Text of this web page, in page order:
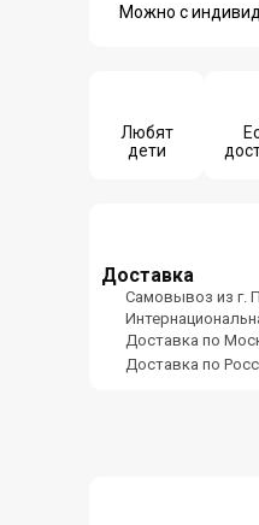
Любят
дети
Доставка
Самовывоз из г.
Доставка по
Доставка по
Можно с